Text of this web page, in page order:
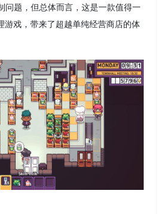
问题，但总体而言，这是一款值得一
游戏，带来了超越单纯经营商店的体